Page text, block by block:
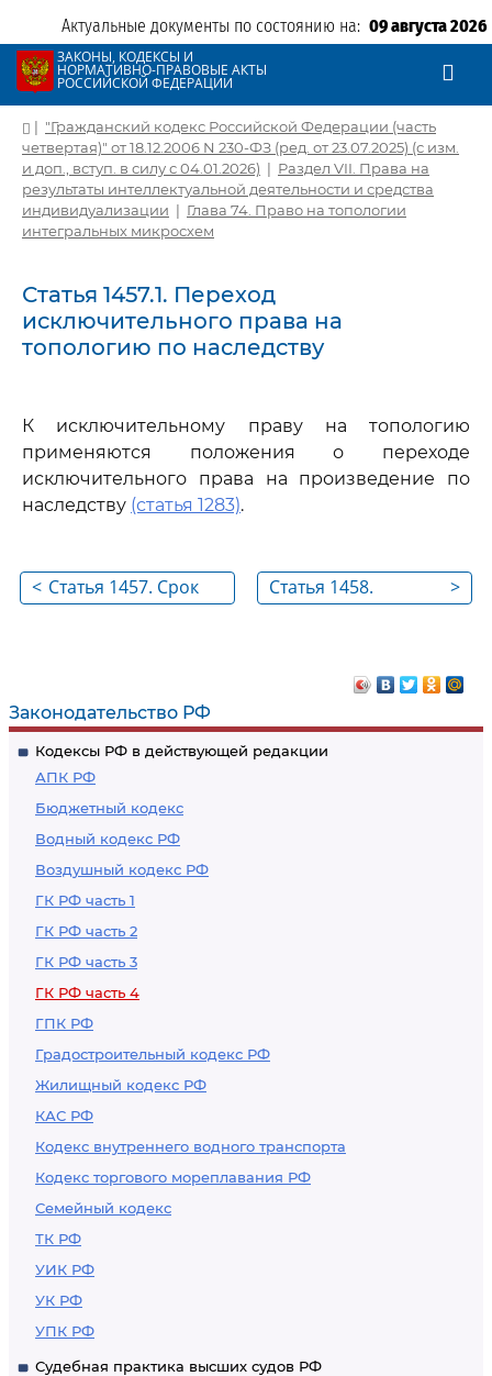
Актуальные документы по состоянию на: 09 августа 2026
ЗАКОНЫ, КОДЕКСЫ И
НОРМАТИВНО-ПРАВОВЫЕ АКТЫ
РОССИЙСКОЙ ФЕДЕРАЦИИ
Законодательство РФ
Кодексы РФ в действующей редакции
АПК РФ
Бюджетный кодекс
Водный кодекс РФ
Воздушный кодекс РФ
ГК РФ часть 1
ГК РФ часть 2
ГК РФ часть 3
ГК РФ часть 4
ГПК РФ
Градостроительный кодекс РФ
Жилищный кодекс РФ
КАС РФ
Кодекс внутреннего водного транспорта
Кодекс торгового мореплавания РФ
Семейный кодекс
ТК РФ
УИК РФ
УК РФ
УПК РФ
Судебная практика высших судов РФ
| "Гражданский кодекс Российской Федерации (часть
четвертая)" от 18.12.2006 N 230-ФЗ (ред. от 23.07.2025) (с изм.
и доп., вступ. в силу с 04.01.2026) | Раздел VII. Права на
результаты интеллектуальной деятельности и средства
индивидуализации | Глава 74. Право на топологии
интегральных микросхем
Статья 1457.1. Переход
исключительного права на
топологию по наследству
К исключительному праву на топологию
применяются положения о переходе
исключительного права на произведение по
наследству (статья 1283).
< Статья 1457. Срок
>
Статья 1458.
исключительного
топологию